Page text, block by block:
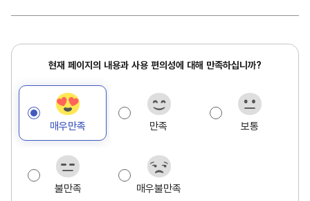
재
지
현재 페이지의 내용과 사용 편의성에 대해 만족하십니까?
매우만족 만족 보통
불만족 매우불만족